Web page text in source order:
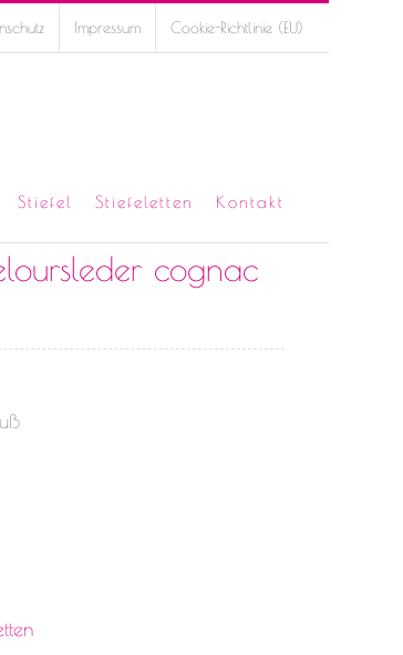
Impressum Cookie-Richtlinie (EU)
Stiefel Stiefeletten Kontakt
cognac